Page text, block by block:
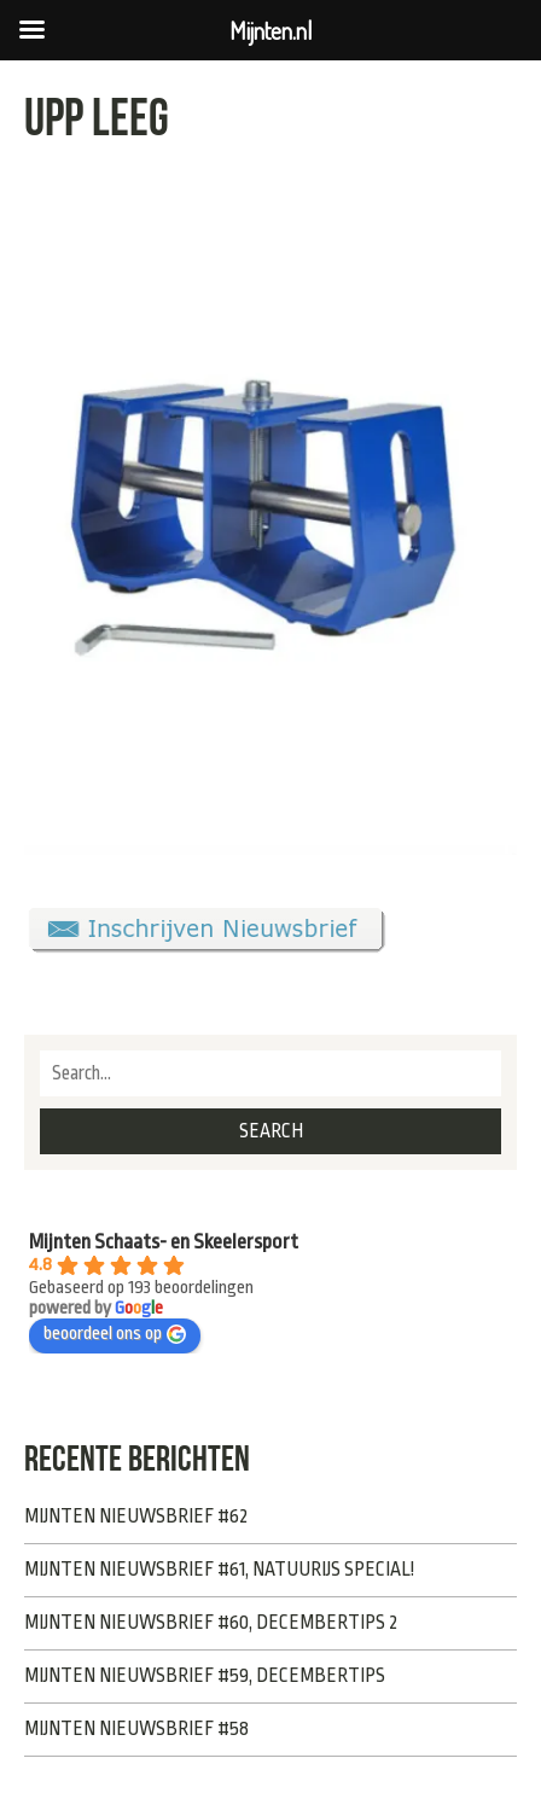
Upp leeg
Mijnten Schaats- en Skeelersport
4.8
Gebaseerd op 193 beoordelingen
powered byGooge
beoordeel ons op
RECENTE BERICHTEN
MIJNTEN NIEUWSBRIEF #62
MIJNTEN NIEUWSBRIEF #61, NATUURIJS SPECIAL!
MIJNTEN NIEUWSBRIEF #60, DECEMBERTIPS 2
MIJNTEN NIEUWSBRIEF #59, DECEMBERTIPS
MIJNTEN NIEUWSBRIEF #58
Mijnten.nl